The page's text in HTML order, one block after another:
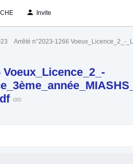
Invite
Arrêté n°2023-1266 Voeux_Licence_2_-